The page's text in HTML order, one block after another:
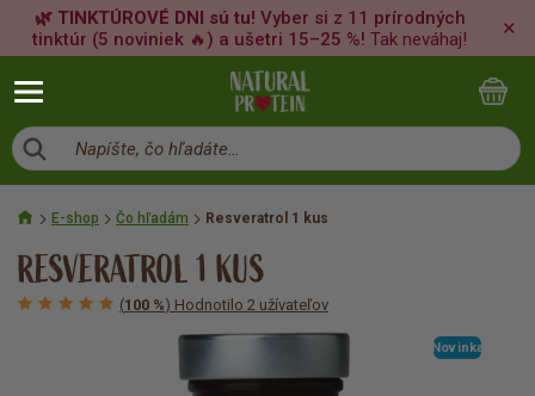
🌿 TINKTÚROVÉ DNI sú tu! Vyber si z 11 prírodných
tinktúr (5 noviniek 🔥) a ušetri 15–25 %! Tak neváhaj!
✕
Napíšte, čo hľadáte…
E-shop Čo hľadám Resveratrol 1 kus
RESVERATROL 1 KUS
(100 %) Hodnotilo 2 užívateľov
Novinka